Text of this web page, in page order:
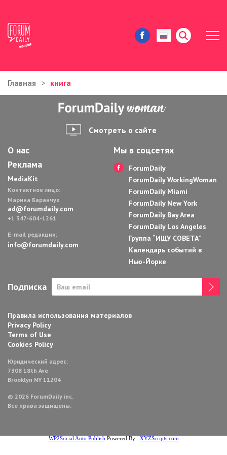
ИММИГРАЦИЯ В США
АВТОРСКИЕ КОЛОНКИ
ЗДОРОВЬЕ И КРАСОТА
ДОМ И ЕДА
Главная книга
Смотреть о сайте
О нас
Реклама
MediaKit
Контактное лицо:
Марина Баранчук
ad@forumdaily.com
+1 347-604-1261
E-mail редакции:
info@forumdaily.com
Мы в соцсетях
ForumDaily
ForumDaily WorkingWoman
ForumDaily Miami
ForumDaily New York
ForumDaily Bay Area
ForumDaily Los Angeles
Группа “ИЩУ СОВЕТА”
Календарь событий в
Нью-Йорке
Подписка
Правила использования материалов
Privacy Policy
Terms of Use
Cookies Policy
Юридический адрес:
7308 18th Ave
Brooklyn NY 11204
© 2026 ForumDaily inc.
Все права защищены.
WP2Social Auto Publish Powered By : XYZScripts.com